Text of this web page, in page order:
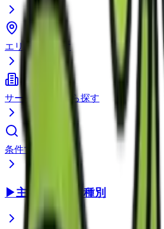
エリアから探す
サービス種別から探す
条件で検索
▶主要サービス種別